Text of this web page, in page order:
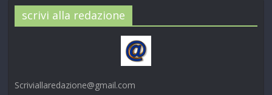
scrivi alla redazione
Scriviallaredazione@gmail.com